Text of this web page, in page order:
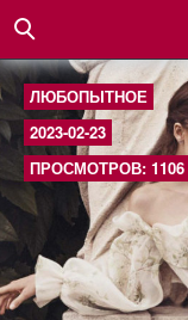
ЛЮБОПЫТНОЕ
2023-02-23
ПРОСМОТРОВ: 1106